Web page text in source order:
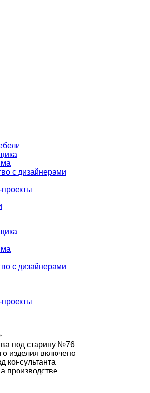
с дизайнерами
с дизайнерами
под старину №76
изделия включено
консультанта
производстве